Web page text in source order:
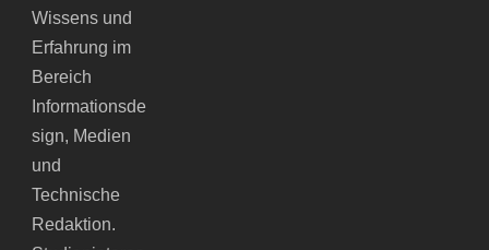
Wissens und
Erfahrung im
Bereich
Informationsde
sign, Medien
und
Technische
Redaktion.